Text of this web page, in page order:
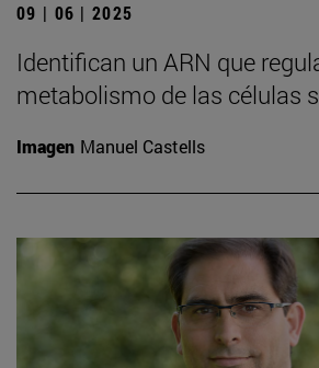
09 | 06 | 2025
Identifican un ARN que
metabolismo de las células
Imagen Manuel Castells